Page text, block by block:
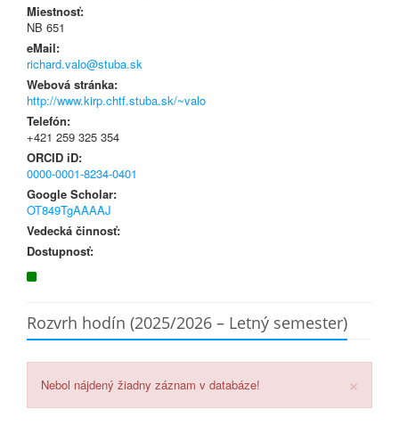
Miestnosť:
NB 651
eMail:
richard.valo@stuba.sk
Webová stránka:
http://www.kirp.chtf.stuba.sk/~valo
Telefón:
+421 259 325 354
ORCID iD:
0000-0001-8234-0401
Google Scholar:
OT849TgAAAAJ
Vedecká činnosť:
Dostupnosť:
Rozvrh hodín (2025/2026 – Letný semester)
×
Nebol nájdený žiadny záznam v databáze!